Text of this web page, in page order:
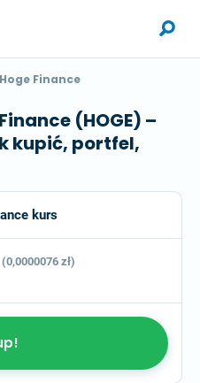
Hoge Finance
(HOGE) –
kupić, portfel,
kurs
(0,0000076 zł)